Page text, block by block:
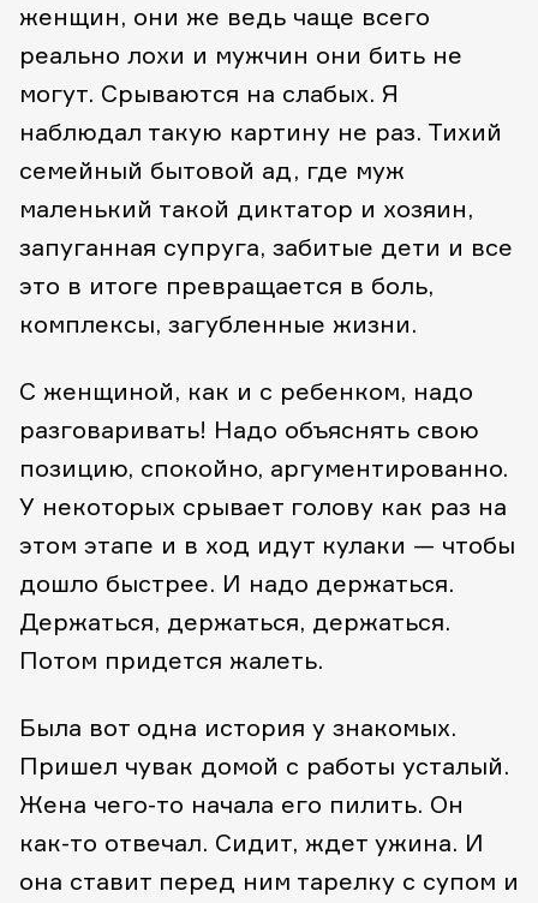
женщин, они же ведь чаще всего
реально лохи и мужчин они бить не
могут. Срываются на слабых. Я
наблюдал такую картину не раз. Тихий
семейный бытовой ад, где муж
маленький такой диктатор и хозяин,
запуганная супруга, забитые дети и все
это в итоге превращается в боль,
комплексы, загубленные жизни.
С женщиной, как и с ребенком, надо
разговаривать! Надо объяснять свою
позицию, спокойно, аргументированно.
У некоторых срывает голову как раз на
этом этапе и в ход идут кулаки — чтобы
дошло быстрее. И надо держаться.
Держаться, держаться, держаться.
Потом придется жалеть.
Была вот одна история у знакомых.
Пришел чувак домой с работы усталый.
Жена чего-то начала его пилить. Он
как-то отвечал. Сидит, ждет ужина. И
она ставит перед ним тарелку с супом и